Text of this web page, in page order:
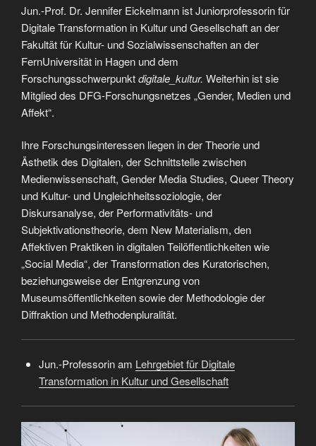
Jun.-Prof. Dr. Jennifer Eickelmann ist Juniorprofessorin für
Digitale Transformation in Kultur und Gesellschaft an der
Fakultät für Kultur- und Sozialwissenschaften an der
FernUniversität in Hagen und dem
Forschungsschwerpunktdigitale_kultur. Weiterhin ist sie
Mitglied des DFG-Forschungsnetzes „Gender, Medien und
Affekt“.
Ihre Forschungsinteressen liegen in der Theorie und
Ästhetik des Digitalen, der Schnittstelle zwischen
Medienwissenschaft, Gender Media Studies, Queer Theory
und Kultur- und Ungleichheitssoziologie, der
Diskursanalyse, der Performativitäts- und
Subjektivationstheorie, dem New Materialism, den
Affektiven Praktiken in digitalen Teilöffentlichkeiten wie
„Social Media“, der Transformation des Kuratorischen,
beziehungsweise der Entgrenzung von
Museumsöffentlichkeiten sowie der Methodologie der
Diffraktion und Methodenpluralität.
Jun.-Professorin am Lehrgebiet für Digitale
Transformation in Kultur und Gesellschaft